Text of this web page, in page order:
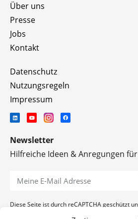
Über uns
Presse
Jobs
Kontakt
Datenschutz
Nutzungsregeln
Impressum
Newsletter
Hilfreiche Ideen & Anregungen
Diese Seite ist durch reCAPTCHA geschützt